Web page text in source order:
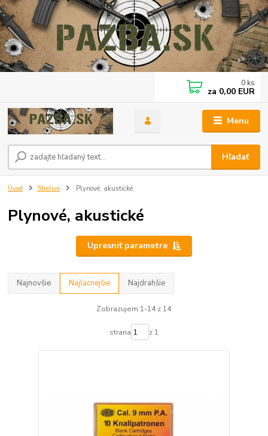
Menu
Hľadať
0 ks
za 0,00 EUR
Úvod Strelivo Plynové, akustické
Plynové, akustické
Upresniť parametre
Najnovšie Najlacnejšie Najdrahšie
Zobrazujem 1-14 z 14
strana z 1